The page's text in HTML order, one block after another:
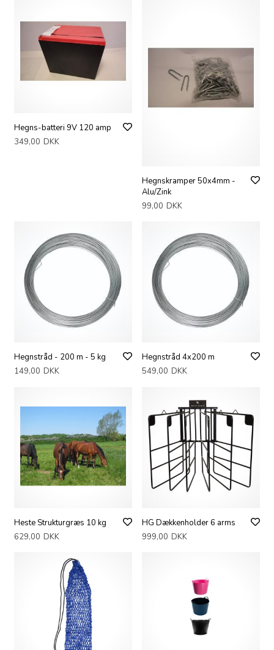
Hegns-batteri 9V 120 amp
349,00 DKK
Hegnskramper 50x4mm -
Alu/Zink
99,00 DKK
Hegnstråd - 200 m - 5 kg
149,00 DKK
Hegnstråd 4x200 m
549,00 DKK
Heste Strukturgræs 10 kg
629,00 DKK
HG Dækkenholder 6 arms
999,00 DKK